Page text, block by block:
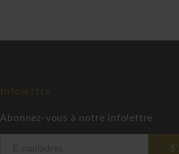
Abonnez-vous à notre infolettre